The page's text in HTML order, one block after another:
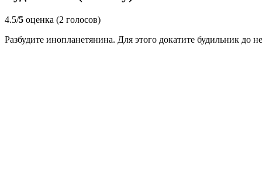
4.5/5 оценка (2 голосов)
Разбудите инопланетянина. Для этого докатите будильник до